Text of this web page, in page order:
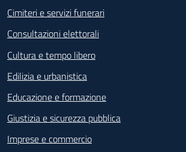
Cimiteri e servizi funerari
Consultazioni elettorali
Cultura e tempo libero
Edilizia e urbanistica
Educazione e formazione
Giustizia e sicurezza pubblica
Imprese e commercio